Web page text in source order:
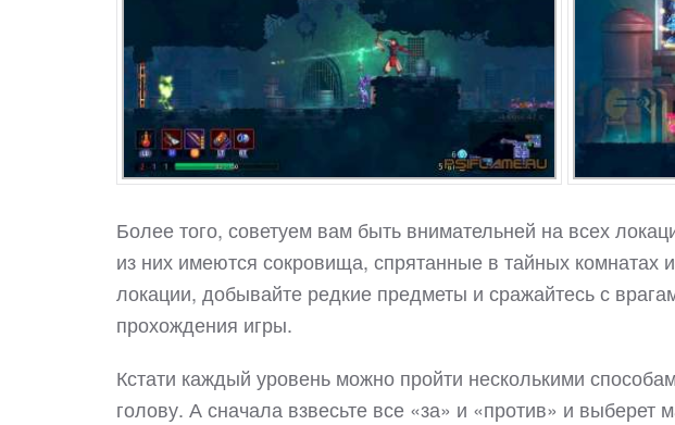
Более того, советуем вам быть внимательней на всех
из них имеются сокровища, спрятанные в тайных комнатах
локации, добывайте редкие предметы и сражайтесь с
прохождения игры.
Кстати каждый уровень можно пройти несколькими
голову. А сначала взвесьте все «за» и «против» и